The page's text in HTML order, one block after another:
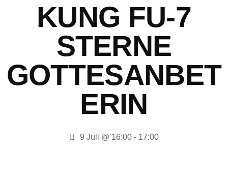
KUNG FU-7
STERNE
GOTTESANBET
ERIN
9 Juli @ 16:00- 17:00